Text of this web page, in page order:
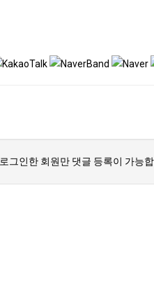
로그인한 회원만 댓글 등록이 가능